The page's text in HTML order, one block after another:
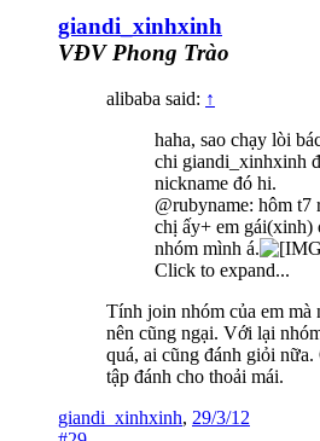
giandi_xinhxinh
VĐV Phong Trào
alibaba said: ↑
haha, sao chạy lòi
chi giandi_xinhxinh
nickname đó hi.
@rubyname: hôm t7
chị ấy+ em gái(xinh)
nhóm mình á.
Click to expand...
Tính join nhóm của em mà
nên cũng ngại. Với lại
quá, ai cũng đánh giỏi
tập đánh cho thoải mái.
giandi_xinhxinh, 29/3/12